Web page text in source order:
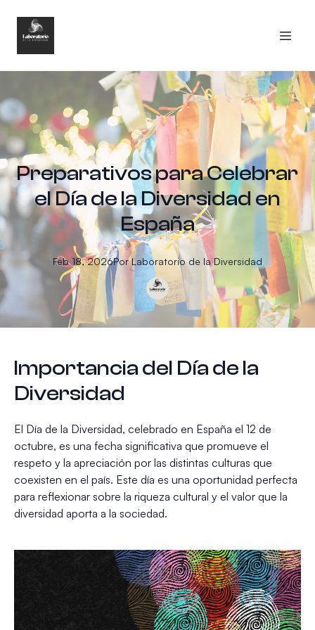
Preparativos para Celebrar
el Día de la Diversidad en
España
Feb 18, 2026Por Laboratorio de la Diversidad
Importancia del Día de la
Diversidad
El Día de la Diversidad, celebrado en España el 12 de
octubre, es una fecha significativa que promueve el
respeto y la apreciación por las distintas culturas que
coexisten en el país. Este día es una oportunidad perfecta
para reflexionar sobre la riqueza cultural y el valor que la
diversidad aporta a la sociedad.